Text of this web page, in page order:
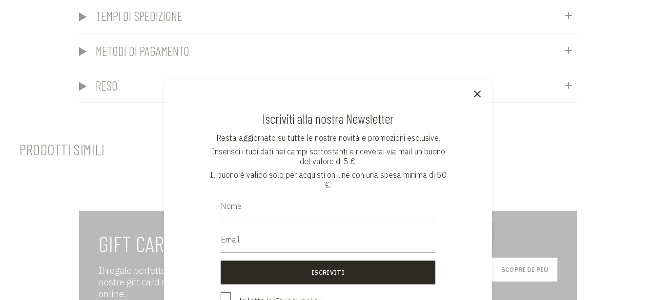
Iscriviti alla nostra Newsletter
Resta aggiornato su tutte le nostre novità e promozioni esclusive.
Inserisci i tuoi dati nei campi sottostanti e riceverai via mail un buono
del valore di 5 €.
Il buono è valido solo per acquisti on-line con una spesa minima di 50
€.
ISCRIVITI
TEMPI DI SPEDIZIONE
METODI DI PAGAMENTO
RESO
PRODOTTI SIMILI
GIFT CARD
Il regalo perfetto esiste e non passa mai di moda. Le
nostre gift card sono disponibili sia in negozio che
online.
SCOPRI DI PIÙ